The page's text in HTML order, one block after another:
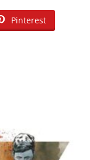
Pinterest